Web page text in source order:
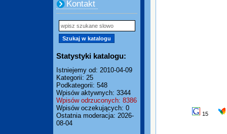
Kontakt
Statystyki katalogu:
Istniejemy od: 2010-04-09
Kategorii: 25
Podkategorii: 548
Wpisów aktywnych: 3344
Wpisów odrzuconych: 8386
Wpisów oczekujących: 0
Ostatnia moderacja: 2026-
08-04
15